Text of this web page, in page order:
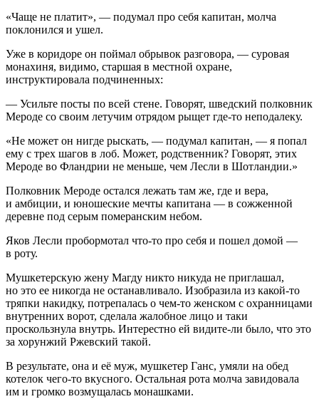
«Чаще не платит», — подумал про себя капитан, молча
поклонился и ушел.
Уже в коридоре он поймал обрывок разговора, — суровая
монахиня, видимо, старшая в местной охране,
инструктировала подчиненных:
— Усильте посты по всей стене. Говорят, шведский полковник
Мероде со своим летучим отрядом рыщет где-то неподалеку.
«Не может он нигде рыскать, — подумал капитан, — я попал
ему с трех шагов в лоб. Может, родственник? Говорят, этих
Мероде во Фландрии не меньше, чем Лесли в Шотландии.»
Полковник Мероде остался лежать там же, где и вера,
и амбиции, и юношеские мечты капитана — в сожженной
деревне под серым померанским небом.
Яков Лесли пробормотал что-то про себя и пошел домой —
в роту.
Мушкетерскую жену Магду никто никуда не приглашал,
но это ее никогда не останавливало. Изобразила из какой-то
тряпки накидку, потрепалась о чем-то женском с охранницами
внутренних ворот, сделала жалобное лицо и таки
проскользнула внутрь. Интерестно ей видите-ли было, что это
за хорунжий Ржевский такой.
В результате, она и её муж, мушкетер Ганс, умяли на обед
котелок чего-то вкусного. Остальная рота молча завидовала
им и громко возмущалась монашками.